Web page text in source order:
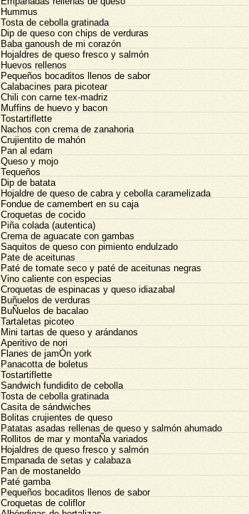
Hummus
Tosta de cebolla gratinada
Dip de queso con chips de verduras
Baba ganoush de mi corazón
Hojaldres de queso fresco y salmón
Huevos rellenos
Pequeños bocaditos llenos de sabor
Calabacines para picotear
Chili con carne tex-madriz
Muffins de huevo y bacon
Tostartiflette
Nachos con crema de zanahoria
Crujientito de mahón
Pan al edam
Queso y mojo
Tequeños
Dip de batata
Hojaldre de queso de cabra y cebolla caramelizada
Fondue de camembert en su caja
Croquetas de cocido
Piña colada (autentica)
Crema de aguacate con gambas
Saquitos de queso con pimiento endulzado
Pate de aceitunas
Paté de tomate seco y paté de aceitunas negras
Vino caliente con especias
Croquetas de espinacas y queso idiazabal
Buñuelos de verduras
BuÑuelos de bacalao
Tartaletas picoteo
Mini tartas de queso y arándanos
Aperitivo de nori
Flanes de jamÓn york
Panacotta de boletus
Tostartiflette
Sandwich fundidito de cebolla
Tosta de cebolla gratinada
Casita de sándwiches
Bolitas crujientes de queso
Patatas asadas rellenas de queso y salmón ahumado
Rollitos de mar y montaÑa variados
Hojaldres de queso fresco y salmón
Empanada de setas y calabaza
Pan de mostaneldo
Paté gamba
Pequeños bocaditos llenos de sabor
Croquetas de coliflor